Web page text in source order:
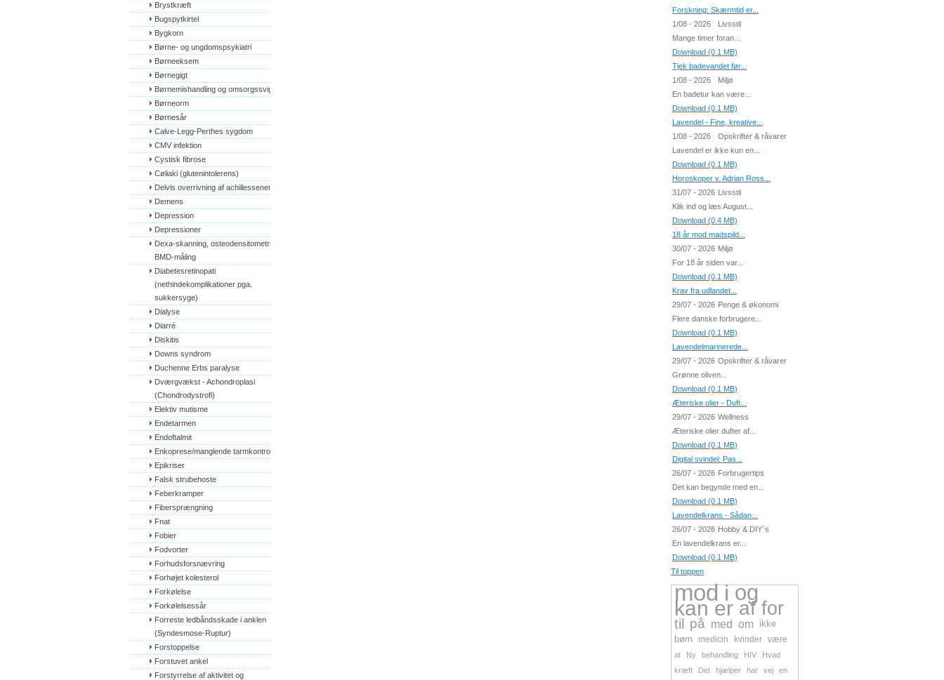
Brystkræft
Bugspytkirtel
Bygkorn
Børne- og ungdomspsykiatri
Børneeksem
Børnegigt
Børnemishandling og omsorgssvigt
Børneorm
Børnesår
Calve-Legg-Perthes sygdom
CMV infektion
Cystisk fibrose
Cøliaki (glutenintolerens)
Delvis overrivning af achillessenen
Demens
Depression
Depressioner
Dexa-skanning, osteodensitometri,
BMD-måling
Diabetesretinopati
(nethindekomplikationer pga.
sukkersyge)
Dialyse
Diarré
Diskitis
Downs syndrom
Duchenne Erbs paralyse
Dværgvækst - Achondroplasi
(Chondrodystrofi)
Elektiv mutisme
Endetarmen
Endoftalmit
Enkoprese/manglende tarmkontrol
Epikriser
Falsk strubehoste
Feberkramper
Fibersprængning
Fnat
Fobier
Fodvorter
Forhudsforsnævring
Forhøjet kolesterol
Forkølelse
Forkølelsessår
Forreste ledbåndsskade i anklen
(Syndesmose-Ruptur)
Forstoppelse
Forstuvet ankel
Forstyrrelse af aktivitet og
Forskning: Skærmtid er...
1/08 - 2026
Livsstil
Mange timer foran...
Download (0.1 MB)
Tjek badevandet før...
1/08 - 2026
Miljø
En badetur kan være...
Download (0.1 MB)
Lavendel - Fine, kreative...
1/08 - 2026
Opskrifter & råvarer
Lavendel er ikke kun en...
Download (0.1 MB)
Horoskoper v. Adrian Ross...
31/07 - 2026 Livsstil
Klik ind og læs August...
Download (0.4 MB)
18 år mod madspild...
30/07 - 2026 Miljø
For 18 år siden var...
Download (0.1 MB)
Krav fra udlandet...
29/07 - 2026 Penge & økonomi
Flere danske forbrugere...
Download (0.1 MB)
Lavendelmarinerede...
29/07 - 2026 Opskrifter & råvarer
Grønne oliven...
Download (0.1 MB)
Æteriske olier - Duft...
29/07 - 2026 Wellness
Æteriske olier dufter af...
Download (0.1 MB)
Digital svindel: Pas...
26/07 - 2026 Forbrugertips
Det kan begynde med en...
Download (0.1 MB)
Lavendelkrans - Sådan...
26/07 - 2026 Hobby & DIY´s
En lavendelkrans er...
Download (0.1 MB)
Til toppen
mod i og
kan er af for
til på med om ikke
børn
medicin kvinder
være
at
Ny behandling HIV
Hvad
kræft
Det hjælper har vej
en